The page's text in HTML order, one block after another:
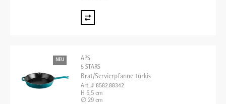
NEU
APS
5 STARS
Brat/Servierpfanne türkis
Art. # 8582.88342
H 5,5 cm
∅ 29 cm